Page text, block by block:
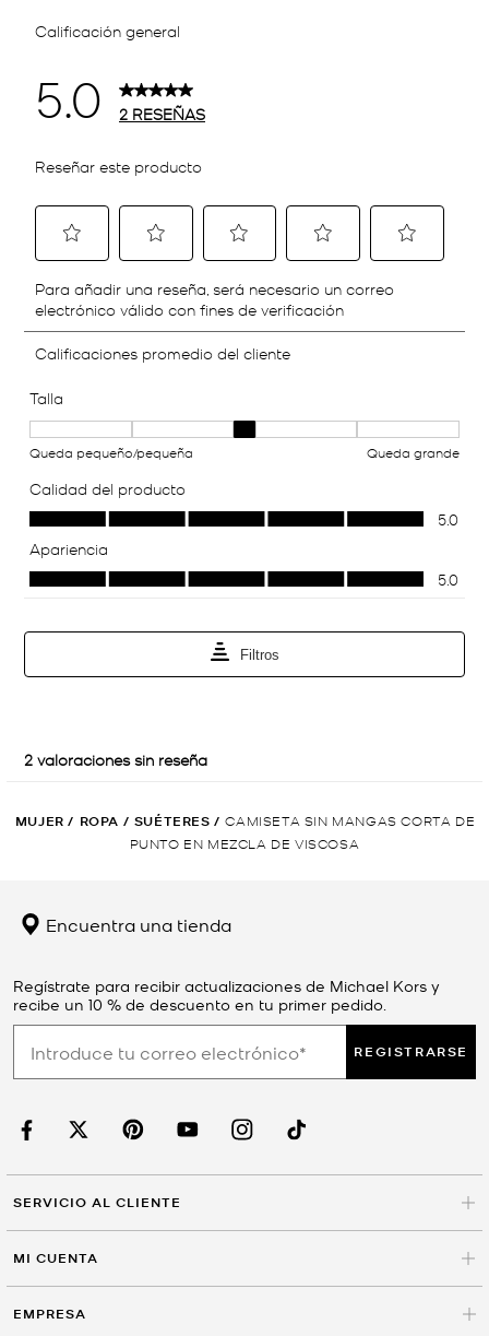
MUJER / ROPA / SUÉTERES / CAMISETA SIN MANGAS CORTA DE
PUNTO EN MEZCLA DE VISCOSA
Encuentra una tienda
Regístrate para recibir actualizaciones de Michael Kors y
recibe un 10 % de descuento en tu primer pedido.
REGISTRARSE
SERVICIO AL CLIENTE
MI CUENTA
EMPRESA